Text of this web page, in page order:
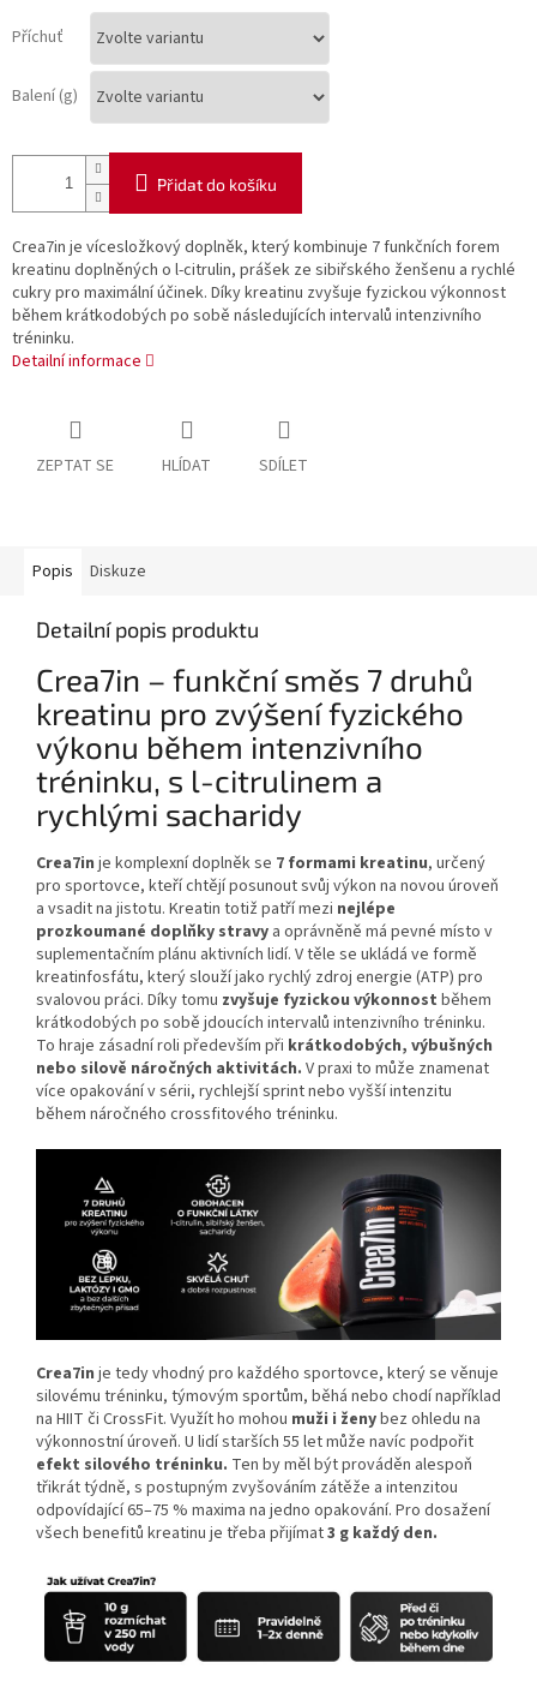
Příchuť
Balení (g)
Přidat do košíku
Crea7in je vícesložkový doplněk, který kombinuje 7 funkčních forem
kreatinu doplněných o l-citrulin, prášek ze sibiřského ženšenu a rychlé
cukry pro maximální účinek. Díky kreatinu zvyšuje fyzickou výkonnost
během krátkodobých po sobě následujících intervalů intenzivního
tréninku.
Detailní informace
ZEPTAT SE HLÍDAT SDÍLET
Popis Diskuze
Detailní popis produktu
Crea7in – funkční směs 7 druhů
kreatinu pro zvýšení fyzického
výkonu během intenzivního
tréninku, s l-citrulinem a
rychlými sacharidy
Crea7in je komplexní doplněk se 7 formami kreatinu, určený
pro sportovce, kteří chtějí posunout svůj výkon na novou úroveň
a vsadit na jistotu. Kreatin totiž patří mezi nejlépe
prozkoumané doplňky stravy a oprávněně má pevné místo v
suplementačním plánu aktivních lidí. V těle se ukládá ve formě
kreatinfosfátu, který slouží jako rychlý zdroj energie (ATP) pro
svalovou práci. Díky tomu zvyšuje fyzickou výkonnost během
krátkodobých po sobě jdoucích intervalů intenzivního tréninku.
To hraje zásadní roli především při krátkodobých, výbušných
nebo silově náročných aktivitách. V praxi to může znamenat
více opakování v sérii, rychlejší sprint nebo vyšší intenzitu
během náročného crossfitového tréninku.
Crea7in je tedy vhodný pro každého sportovce, který se věnuje
silovému tréninku, týmovým sportům, běhá nebo chodí například
na HIIT či CrossFit. Využít ho mohou muži i ženybez ohledu na
výkonnostní úroveň. U lidí starších 55 let může navíc podpořit
efekt silového tréninku. Ten by měl být prováděn alespoň
třikrát týdně, s postupným zvyšováním zátěže a intenzitou
odpovídající 65–75 % maxima na jedno opakování. Pro dosažení
všech benefitů kreatinu je třeba přijímat3 g každý den.